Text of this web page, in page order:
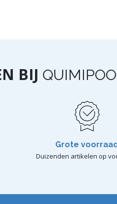
BIJ
Grote
Duizenden artikelen op